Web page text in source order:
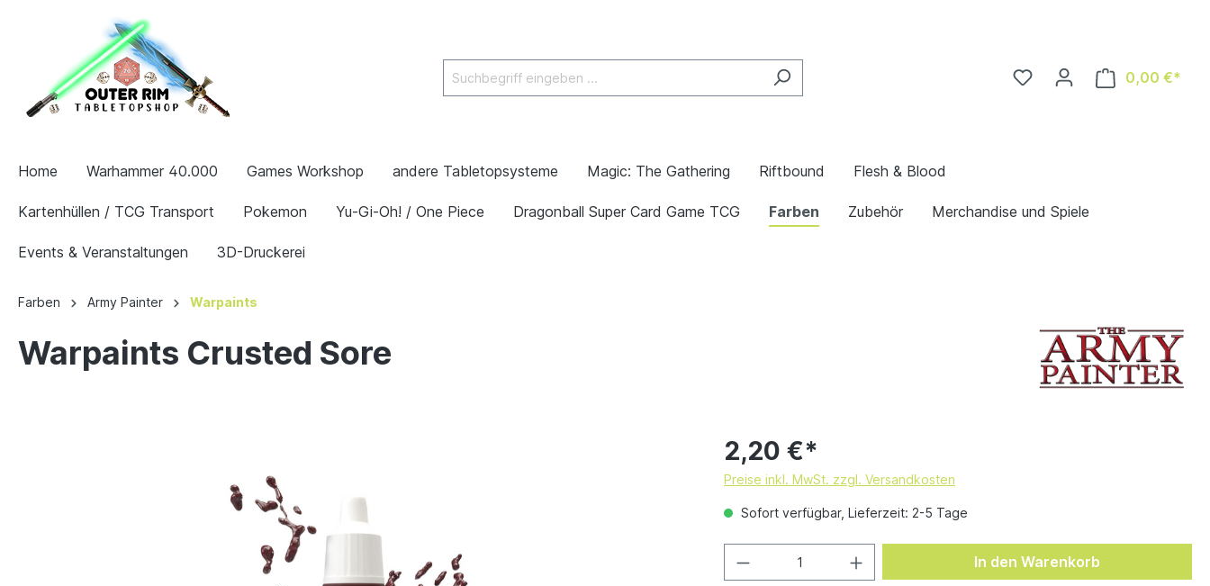
0,00 €*
Home Warhammer 40.000 Games Workshop andere Tabletopsysteme Magic: The Gathering Riftbound Flesh & Blood
Kartenhüllen / TCG Transport Pokemon Yu-Gi-Oh! / One Piece Dragonball Super Card Game TCG Farben Zubehör Merchandise und Spiele
Events & Veranstaltungen 3D-Druckerei
Farben Army Painter Warpaints
Warpaints Crusted Sore
2,20 €*
Preise inkl. MwSt. zzgl. Versandkosten
Sofort verfügbar, Lieferzeit: 2-5 Tage
In den Warenkorb